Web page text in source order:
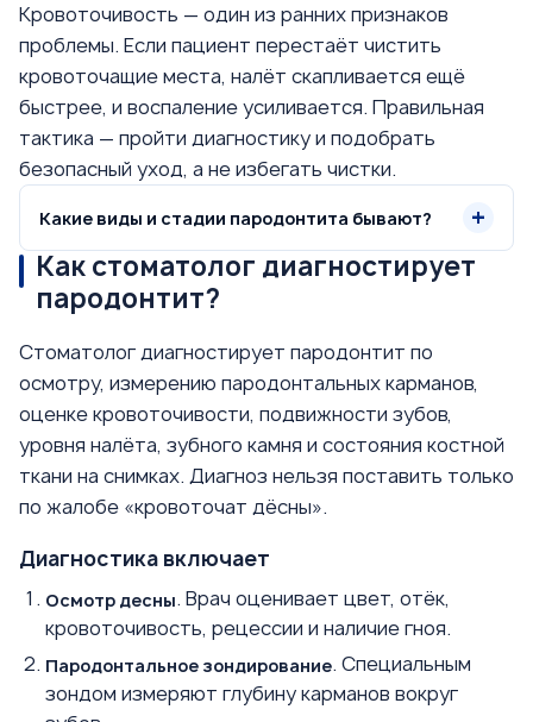
Кровоточивость — один из ранних признаков
проблемы. Если пациент перестаёт чистить
кровоточащие места, налёт скапливается ещё
быстрее, и воспаление усиливается. Правильная
тактика — пройти диагностику и подобрать
безопасный уход, а не избегать чистки.
Какие виды и стадии пародонтита бывают?
Как стоматолог диагностирует
пародонтит?
Стоматолог диагностирует пародонтит по
осмотру, измерению пародонтальных карманов,
оценке кровоточивости, подвижности зубов,
уровня налёта, зубного камня и состояния костной
ткани на снимках. Диагноз нельзя поставить только
по жалобе «кровоточат дёсны».
Диагностика включает
Осмотр десны. Врач оценивает цвет, отёк,
кровоточивость, рецессии и наличие гноя.
Пародонтальное зондирование. Специальным
зондом измеряют глубину карманов вокруг